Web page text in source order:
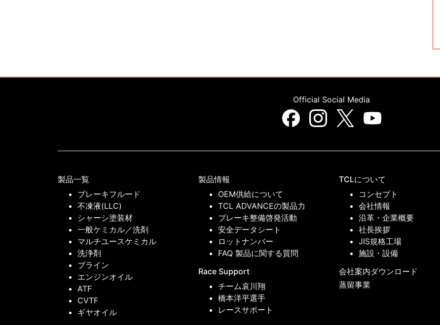
Official Social Media
製品一覧
ブレーキフルード
不凍液(LLC)
シャーシ塗装材
一般ケミカル／洗剤
マルチユースケミカル
洗浄剤
ブライン
エンジンオイル
ATF
CVTF
ギヤオイル
製品情報
OEM供給について
TCL ADVANCEの製品力
ブレーキ整備啓発活動
安全データシート
ロットナンバー
FAQ 製品に関する質問
Race Support
チーム哀川翔
橋本洋平選手
レースサポート
TCLについて
コンセプト
会社情報
沿革・企業概要
社長挨拶
JIS規格工場
施設・設備
会社案内ダウンロード
蒸留事業